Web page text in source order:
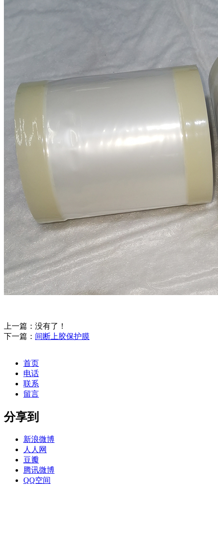
上一篇：没有了！
下一篇： 间断上胶保护膜
首页
电话
联系
留言
分享到
新浪微博
人人网
豆瓣
腾讯微博
QQ空间